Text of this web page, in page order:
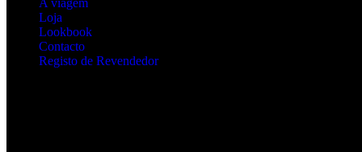
A viagem
Loja
Lookbook
Contacto
Registo de Revendedor